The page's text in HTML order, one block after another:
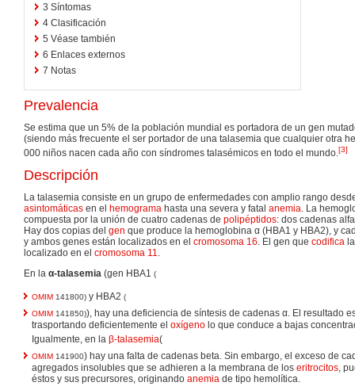
3 Síntomas
4 Clasificación
5 Véase también
6 Enlaces externos
7 Notas
Prevalencia
Se estima que un 5% de la población mundial es portadora de un gen
(siendo más frecuente el ser portador de una talasemia que cualquier otra
000 niños nacen cada año con síndromes talasémicos en todo el mundo.[3]
Descripción
La talasemia consiste en un grupo de enfermedades con amplio rango
asintomáticas en el hemograma hasta una severa y fatal anemia. La
compuesta por la unión de cuatro cadenas de polipéptidos: dos cadenas
Hay dos copias del gen que produce la hemoglobina α (HBA1 y HBA2), y
y ambos genes están localizados en el cromosoma 16. El gen que codifica
localizado en el cromosoma 11.
En la α-talasemia (gen HBA1 (
OMIM 141800) y HBA2 (
OMIM 141850)), hay una deficiencia de síntesis de cadenas α. El resultado
trasportando deficientemente el oxígeno lo que conduce a bajas
Igualmente, en la β-talasemia(
OMIM 141900) hay una falta de cadenas beta. Sin embargo, el exceso de
agregados insolubles que se adhieren a la membrana de los eritrocitos,
éstos y sus precursores, originando anemia de tipo hemolítica.